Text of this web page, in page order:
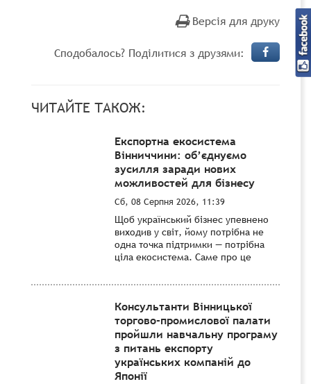
Версія для друку
Сподобалось? Поділитися з друзями:
ЧИТАЙТЕ ТАКОЖ:
Експортна екосистема
Вінниччини: об’єднуємо
зусилля заради нових
можливостей для бізнесу
Сб, 08 Серпня 2026, 11:39
Щоб український бізнес упевнено
виходив у світ, йому потрібна не
одна точка підтримки — потрібна
ціла екосистема. Саме про це
Консультанти Вінницької
торгово-промислової палати
пройшли навчальну програму
з питань експорту
українських компаній до
Японії